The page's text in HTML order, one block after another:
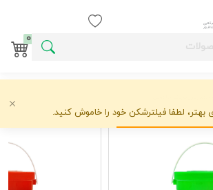
0
بهتر، لطفا فیلترشکن خود را خاموش کنید.